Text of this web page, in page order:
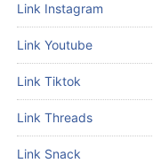
Link Instagram
Link Youtube
Link Tiktok
Link Threads
Link Snack